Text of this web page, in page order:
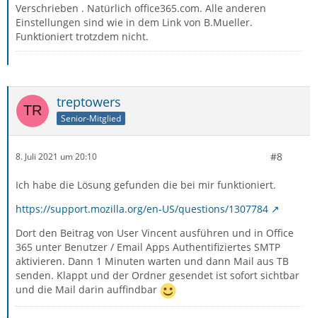
Verschrieben . Natürlich office365.com. Alle anderen
Einstellungen sind wie in dem Link von B.Mueller.
Funktioniert trotzdem nicht.
treptowers
Senior-Mitglied
8. Juli 2021 um 20:10 #8
Ich habe die Lösung gefunden die bei mir funktioniert.
https://support.mozilla.org/en-US/questions/1307784
Dort den Beitrag von User Vincent ausführen und in Office
365 unter Benutzer / Email Apps Authentifiziertes SMTP
aktivieren. Dann 1 Minuten warten und dann Mail aus TB
senden. Klappt und der Ordner gesendet ist sofort sichtbar
und die Mail darin auffindbar